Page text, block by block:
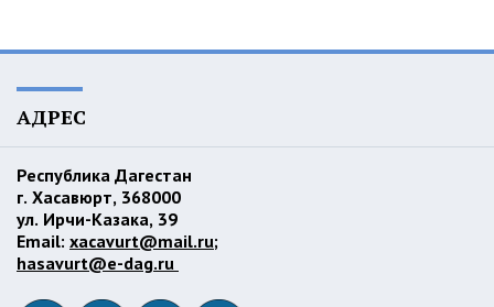
АДРЕС
Республика Дагестан
г. Хасавюрт, 368000
ул. Ирчи-Казака, 39
Email: xacavurt@mail.ru;
hasavurt@e-dag.ru